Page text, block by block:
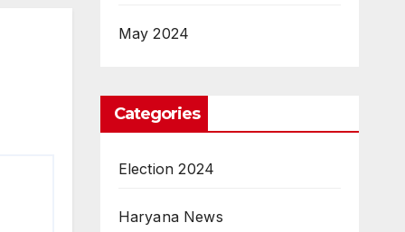
May 2024
Categories
Election 2024
Haryana News